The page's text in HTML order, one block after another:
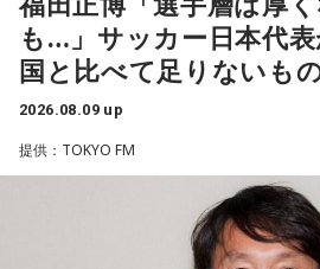
後、自分自身が“演出家”となって楽
ると語り、長年培ってきた表現者と
ューから間もなく所属レコード会社
けばいいの？」と途方に暮れたこと
がら挑戦を続けてきた日々を振り返
い続けた経験が、45周年記念シング
も…」サッカー日本代
国と比べて足りないも
2026.08.09 up
提供：TOKYO FM